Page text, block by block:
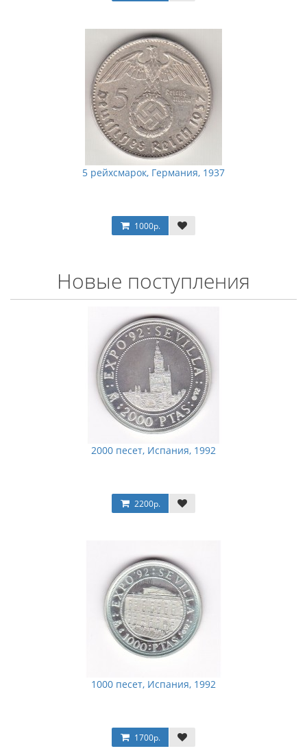
5 рейхсмарок, Германия, 1937
1000р.
Новые поступления
2000 песет, Испания, 1992
2200р.
1000 песет, Испания, 1992
1700р.